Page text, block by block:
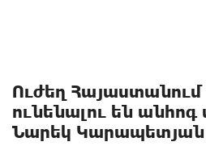
Ուժեղ
ունենալու են անհոգ
Նարեկ Կարապետյան